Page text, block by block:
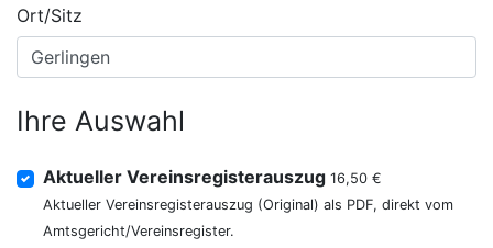
Ort/Sitz
Ihre Auswahl
Aktueller Vereinsregisterauszug 16,50 €
Aktueller Vereinsregisterauszug (Original) als PDF, direkt vom
Amtsgericht/Vereinsregister.